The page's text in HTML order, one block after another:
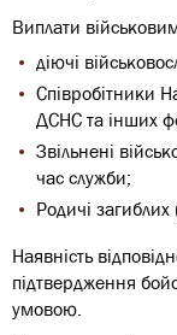
Виплати
діючі
Співробітники
ДСНС та інших
Звільнені
час служби;
Родичі загиблих
Наявність
підтвердження
умовою.